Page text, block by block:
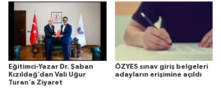
Eğitimci-Yazar Dr. Şaban
Kızıldağ’dan Vali Uğur
Turan’a Ziyaret
ÖZYES sınav giriş belgeleri
adayların erişimine açıldı